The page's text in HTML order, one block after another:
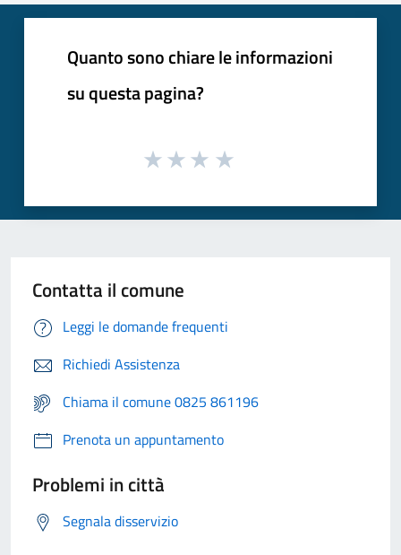
Quanto sono chiare le informazioni
su questa pagina?
Contatta il comune
Leggi le domande frequenti
Richiedi Assistenza
Chiama il comune 0825 861196
Prenota un appuntamento
Problemi in città
Segnala disservizio